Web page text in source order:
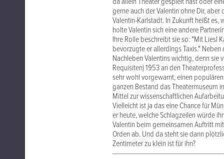
gerne auch der Valentin ohne Dir,
Valentin-Karlstadt. In Zukunft heißt es,
holte Valentin sich eine andere
Ihre Rolle beschreibt sie so: "Mit Liesl
bevorzugte er allerdings Taxis."
Nachleben Valentins wichtig, denn sie
Requisiten) 1953 an den
sehr wohl vorgewarnt, einen
ganzen Bestand das Theatermuseum
Mittel zur wissenschaftlichen
Vielleicht ist ja das eine Chance für
er heute, welche Schlagzeilen würde
Valentin beim gemeinsamen Auftritt
Orden ab. Und da steht sie dann
Zentimeter zu klein ist für ihn?